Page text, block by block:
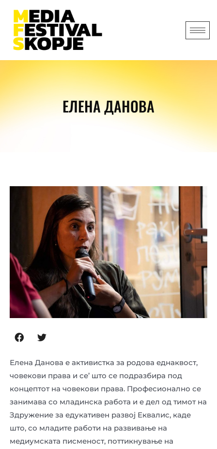
ЕЛЕНА ДАНОВА
Елена Данова е активистка за родова еднаквост,
човекови права и се’ што се подразбира под
концептот на човекови права. Професионално се
занимава со младинска работа и е дел од тимот на
Здружение за едукативен развој Еквалис, каде
што, со младите работи на развивање на
медиумската писменост, поттикнување на